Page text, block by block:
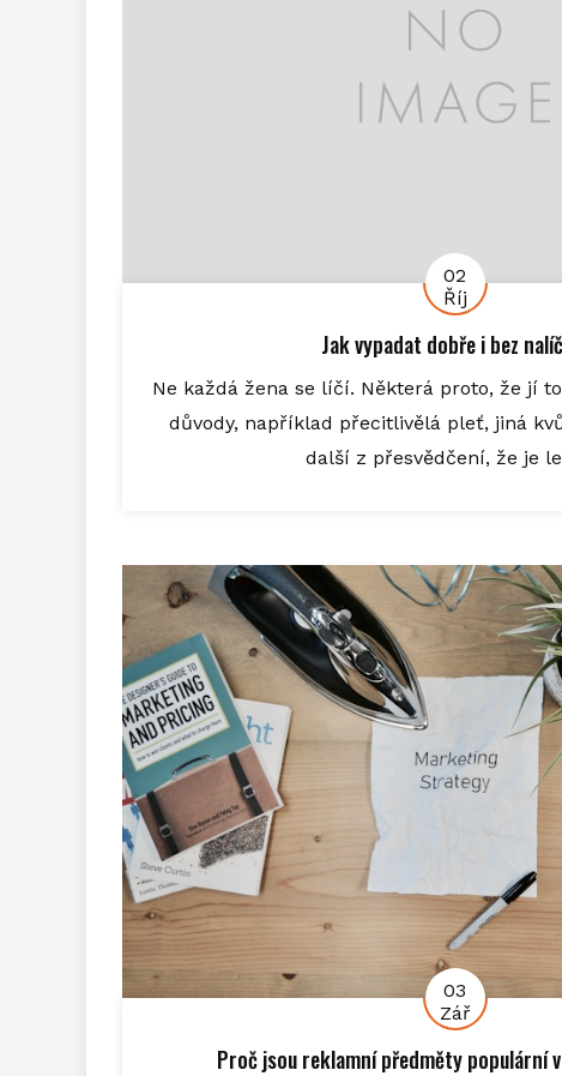
02
Říj
Jak vypadat dobře i bez
Ne každá žena se líčí. Některá proto, že jí
důvody, například přecitlivělá pleť, jiná
další z přesvědčení, že je
03
Zář
Proč jsou reklamní předměty populární